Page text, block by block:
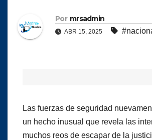
Por mrsadmin
ABR 15, 2025
Las fuerzas de seguridad
un hecho inusual que revela las
muchos reos de escapar de la